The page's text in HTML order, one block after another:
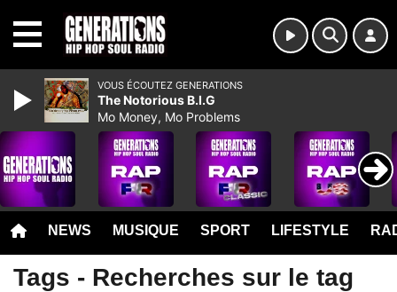
NEWS MUSIQUE SPORT LIFESTYLE
Tags - Recherches sur le tag
VOUS ÉCOUTEZ GENERATIONS
The Notorious B.I.G
Mo Money, Mo Problems